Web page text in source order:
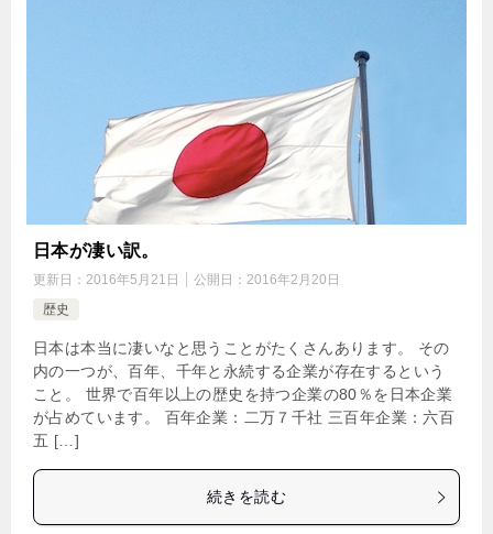
日本が凄い訳。
更新日： 2016年5月21日 公開日： 2016年2月20日
歴史
日本は本当に凄いなと思うことがたくさんあります。 その
内の一つが、百年、千年と永続する企業が存在するという
こと。 世界で百年以上の歴史を持つ企業の80％を日本企業
が占めています。 百年企業：二万７千社 三百年企業：六百
五 […]
続きを読む